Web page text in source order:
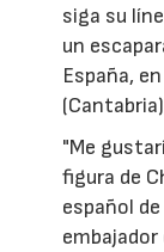
siga su
un
España,
"Me
figura de
español